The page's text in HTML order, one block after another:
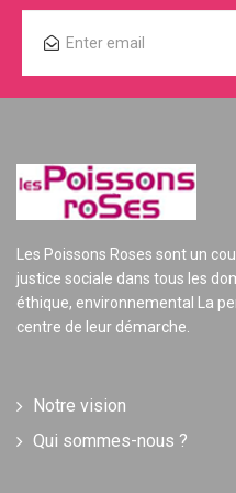
Les Poissons Roses sont un
justice sociale dans tous les
éthique, environnemental La
centre de leur démarche.
Notre vision
Qui sommes-nous ?